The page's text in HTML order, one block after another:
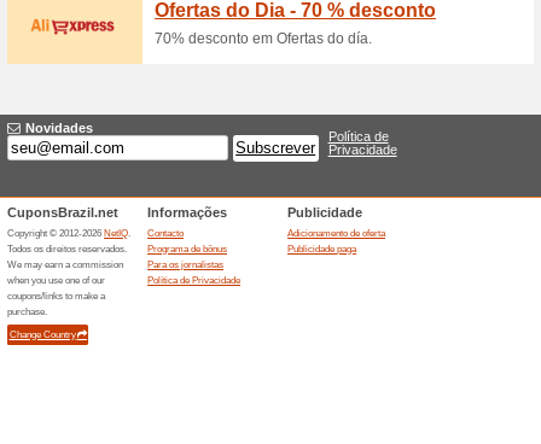
Assine a Newsletter Plantei
Parcele as suas
no cart